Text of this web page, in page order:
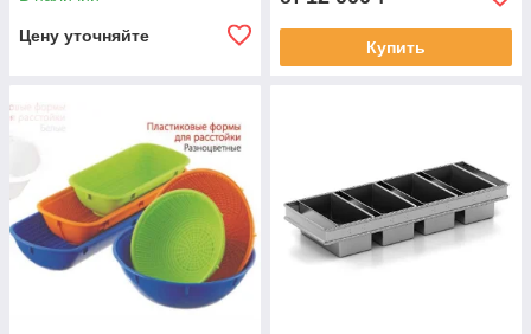
Цену уточняйте
Купить